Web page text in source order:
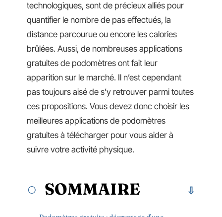
technologiques, sont de précieux alliés pour
quantifier le nombre de pas effectués, la
distance parcourue ou encore les calories
brûlées. Aussi, de nombreuses applications
gratuites de podomètres ont fait leur
apparition sur le marché. Il n’est cependant
pas toujours aisé de s’y retrouver parmi toutes
ces propositions. Vous devez donc choisir les
meilleures applications de podomètres
gratuites à télécharger pour vous aider à
suivre votre activité physique.
SOMMAIRE